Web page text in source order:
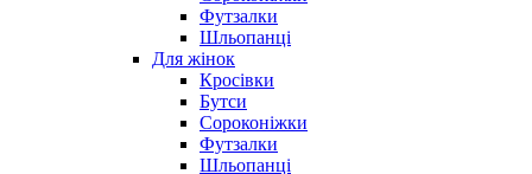
Футзалки
Шльопанці
Для жінок
Кросівки
Бутси
Сороконіжки
Футзалки
Шльопанці